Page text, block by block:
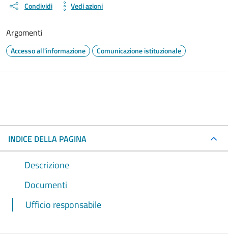
Condividi Vedi azioni
Argomenti
Accesso all'informazione Comunicazione istituzionale
INDICE DELLA PAGINA
Descrizione
Documenti
Ufficio responsabile